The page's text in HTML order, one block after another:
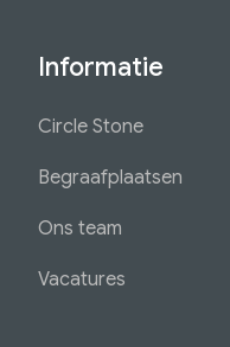
Informatie
Circle Stone
Begraafplaatsen
Ons team
Vacatures